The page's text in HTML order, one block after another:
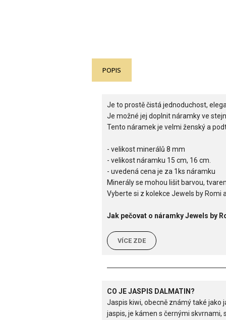
POPIS
Je to prostě čistá jednoduchost,
Je možné jej doplnit náramky ve
Tento náramek je velmi ženský a
- velikost minerálů 8 mm
- velikost náramku 15 cm, 16 cm.
- uvedená cena je za 1ks náramku
Minerály se mohou lišit barvou,
Vyberte si z kolekce Jewels by Romi
Jak pečovat o náramky Jewels by
VÍCE ZDE
CO JE JASPIS DALMATIN?
Jaspis kiwi, obecně známý také jako
jaspis, je kámen s černými skvrnami,